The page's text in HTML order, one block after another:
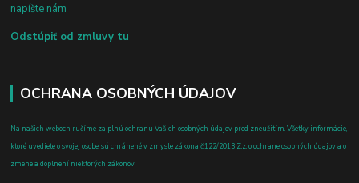
napíšte nám
Odstúpiť od zmluvy tu
OCHRANA OSOBNÝCH ÚDAJOV
Na našich weboch ručíme za plnú ochranu Vašich osobných údajov pred zneužitím. Všetky informácie,
ktoré uvediete o svojej osobe, sú chránené v zmysle zákona č.122/2013 Z.z. o ochrane osobných údajov a o
zmene a doplnení niektorých zákonov.